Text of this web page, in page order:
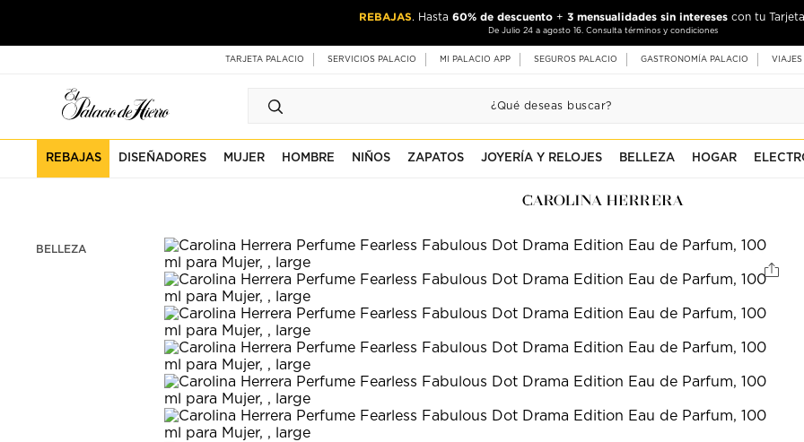
REBAJAS. Hasta 60% de descuento + 3 mensualidades sin intereses con tu
De Julio 24 a agosto 16. Consulta términos y condiciones
TARJETA PALACIO SERVICIOS PALACIO MI PALACIO APP SEGUROS PALACIO GASTRONOMÍA PALACIO VIAJES
REBAJAS DISEÑADORES MUJER HOMBRE NIÑOS ZAPATOS JOYERÍA Y RELOJES BELLEZA HOGAR
BELLEZA